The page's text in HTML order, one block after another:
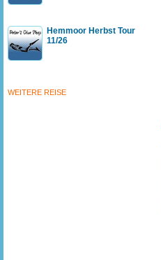
Hemmoor Herbst Tour
11/26
WEITERE REISE